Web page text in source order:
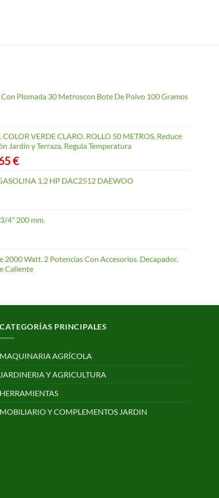
Plomada 30 Metroscon Bote De Polvo 100 Gramos
VERDE CLARO. ROLLO 50 METROS. Reduce
Jardín y Terraza, Regula Temperatura
€Rango
precios:
168,65 €
1.2 HP DAC2512 DAEWOO
4" 200 mm.
2000 Watt. 2 Potencias Con Accesorios. Decapador,
Caliente
CATEGORÍAS PRINCIPALES
MAQUINARIA AGRÍCOLA
JARDINERIA Y AGRICULTURA
HERRAMIENTAS
MOBILIARIO Y COMPLEMENTOS JARDIN